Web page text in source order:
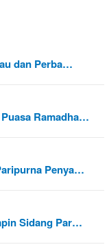
dan Perba…
Ramadha…
Penya…
Sidang Par…